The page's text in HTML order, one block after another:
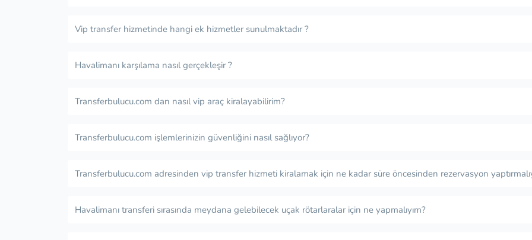
Vip transfer hizmetinde hangi ek hizmetler sunulmaktadır ?
Havalimanı karşılama nasıl gerçekleşir ?
Transferbulucu.com dan nasıl vip araç kiralayabilirim?
Transferbulucu.com işlemlerinizin güvenliğini nasıl sağlıyor?
Transferbulucu.com adresinden vip transfer hizmeti kiralamak için ne kadar süre öncesinden rezervasyon
Havalimanı transferi sırasında meydana gelebilecek uçak rötarlaralar için ne yapmalıyım?